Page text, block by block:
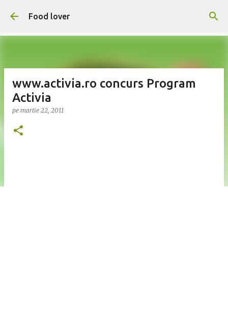
Treceți la conținutul principal
Food lover
www.activia.ro concurs Program
Activia
pe martie 22, 2011